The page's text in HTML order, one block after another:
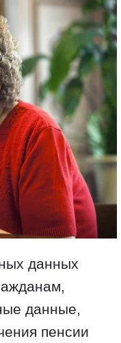
данных
данные,
пенсии